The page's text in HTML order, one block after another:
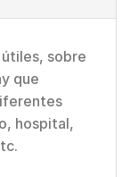
sobre
que
hospital,